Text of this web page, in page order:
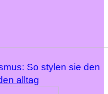
So stylen sie den
alltag